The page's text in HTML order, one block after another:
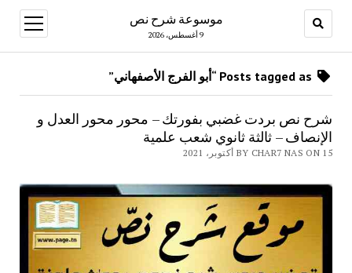
موسوعة شرح نص
9 أغسطس، 2026
open
menu
شرح نص بردت غضبي بفورتك – محور محور العدل و
الإنصاف – ثالثة ثانوي شعب علمية
BY CHAR7 NAS ON 15 أكتوبر، 2021